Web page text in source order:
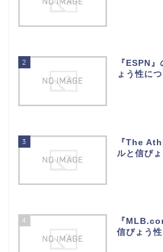
2
『ESPN
ょう性に
3
『The
ルと信ぴ
4
『
信ぴょう